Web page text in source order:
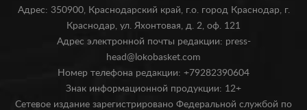
Адрес: 350900, Краснодарский край, г.о. город Краснодар, г.
Краснодар, ул. Яхонтовая, д. 2, оф. 121
Адрес электронной почты редакции: press-
head@lokobasket.com
Номер телефона редакции: +79282390604
Знак информационной продукции: 12+
Сетевое издание зарегистрировано Федеральной службой по